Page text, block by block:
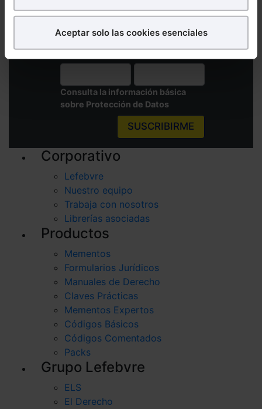
¿Qué puedes hacer?
experiencia en la web sea óptima
todas las cookies excepto aquellas imprescindibles.
También puedesconfigurar
las cookies y
seleccionar solo aquellas que quieras permitir en tu
navegador. Si no seleccionas ninguna utilizaremos
las que sean indispensables para la navegación.
Aceptar solo las cookies esenciales
Suscríbete a nuestra Newsletter
Nombre Email
Consulta la información básica
sobre Protección de Datos
SUSCRIBIRME
Corporativo
Lefebvre
Nuestro equipo
Trabaja con nosotros
Librerías asociadas
Productos
Mementos
Formularios Jurídicos
Manuales de Derecho
Claves Prácticas
Mementos Expertos
Códigos Básicos
Códigos Comentados
Packs
Grupo Lefebvre
ELS
El Derecho